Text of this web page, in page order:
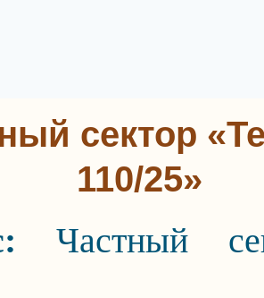
сектор
110/25»
Частный